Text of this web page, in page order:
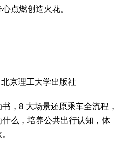
点燃创造火花。
京理工大学出版社
，8 大场景还原乘车全流程，
么，培养公共出行认知，体